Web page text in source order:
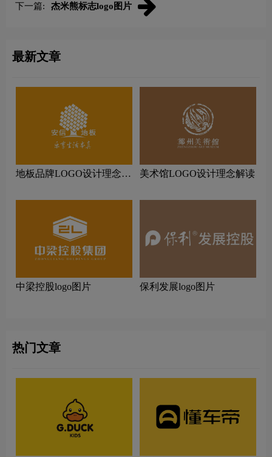
下一篇: 杰米熊标志logo图片
最新文章
地板品牌LOGO设计理念解
美术馆LOGO设计理念解读
中梁控股logo图片 保利发展logo图片
热门文章